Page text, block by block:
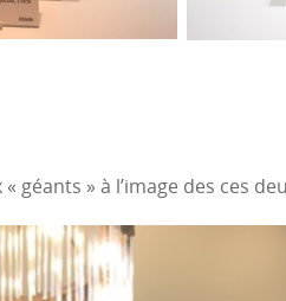
» à l’image des ces